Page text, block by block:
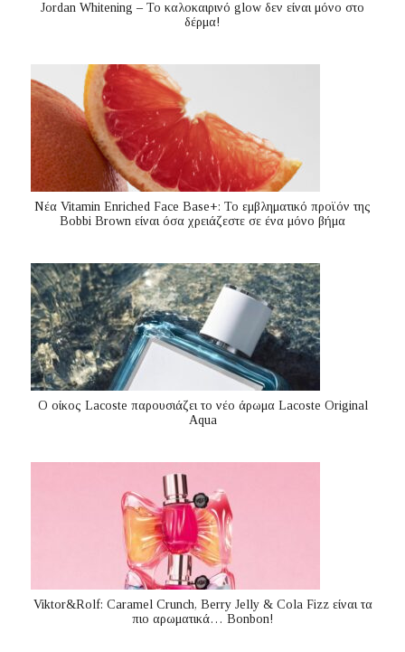
Jordan Whitening – Το καλοκαιρινό glow δεν είναι μόνο στο
δέρμα!
Nέα Vitamin Enriched Face Base+: Το εμβληματικό προϊόν της
Bobbi Brown είναι όσα χρειάζεστε σε ένα μόνο βήμα
Ο οίκος Lacoste παρουσιάζει το νέο άρωμα Lacoste Original
Aqua
Viktor&Rolf: Caramel Crunch, Berry Jelly & Cola Fizz είναι τα
πιο αρωματικά… Bonbon!